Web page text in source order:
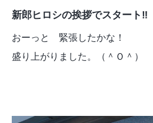
新郎ヒロシの挨拶でスタート‼︎
おーっと 緊張したかな！
盛り上がりました。（＾Ｏ＾）